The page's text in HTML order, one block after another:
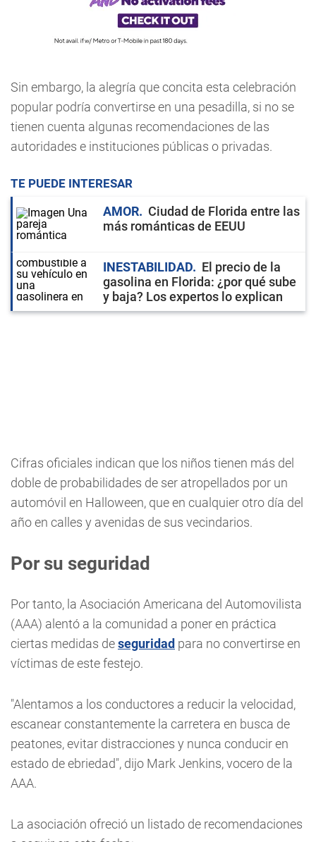
Sin embargo, la alegría que concita esta celebración
popular podría convertirse en una pesadilla, si no se
tienen cuenta algunas recomendaciones de las
autoridades e instituciones públicas o privadas.
TE PUEDE INTERESAR
AMOR
Ciudad de Florida entre las
más románticas de EEUU
INESTABILIDAD
El precio de la
gasolina en Florida: ¿por qué sube
y baja? Los expertos lo explican
Cifras oficiales indican que los niños tienen más del
doble de probabilidades de ser atropellados por un
automóvil en Halloween, que en cualquier otro día del
año en calles y avenidas de sus vecindarios.
Por su seguridad
Por tanto, la Asociación Americana del Automovilista
(AAA) alentó a la comunidad a poner en práctica
ciertas medidas deseguridad para no convertirse en
víctimas de este festejo.
"Alentamos a los conductores a reducir la velocidad,
escanear constantemente la carretera en busca de
peatones, evitar distracciones y nunca conducir en
estado de ebriedad", dijo Mark Jenkins, vocero de la
AAA.
La asociación ofreció un listado de recomendaciones